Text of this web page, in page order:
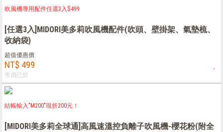
吹風機專用配件任選3入$499
[任選3入]MIDORI美多莉吹風機配件(吹頭、壁掛架、氣墊梳、
收納袋)
超值優惠價
NT$ 499
售價已折
結帳輸入"M200"現折200元！
[MIDORI美多莉全球通]高風速溫控負離子吹風機-櫻花粉(附全